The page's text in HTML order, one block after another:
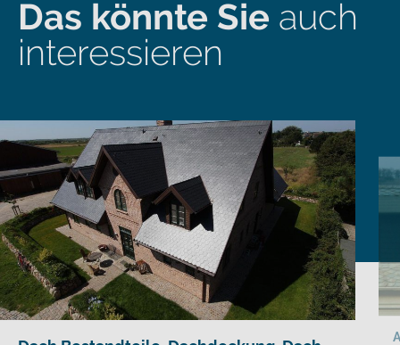
Das könnte Sie auch
interessieren